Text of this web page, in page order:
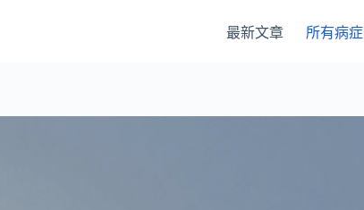
最新文章 所有病症